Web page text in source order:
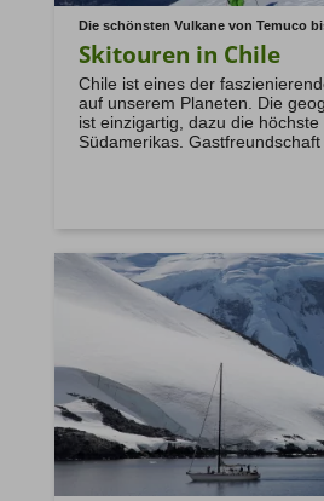
Die schönsten Vulkane von Temuco
Skitouren in Chile
Chile ist eines der
auf unserem Planeten. Die
ist einzigartig, dazu die höchste
Südamerikas.